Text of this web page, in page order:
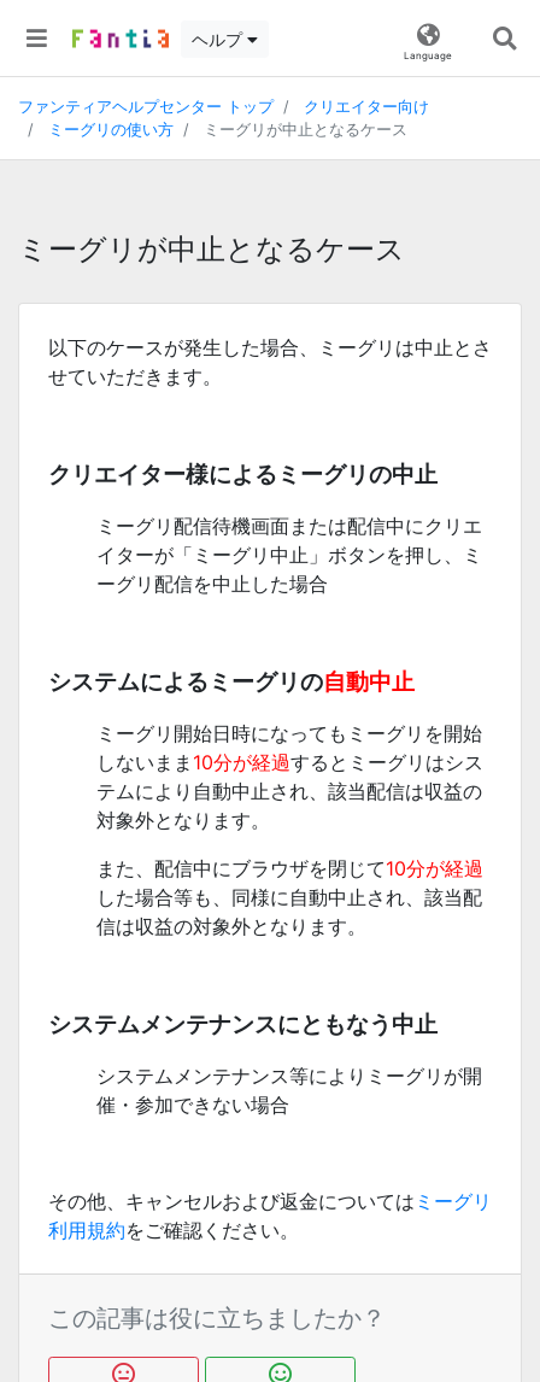
ヘルプ
Language
ファンティアヘルプセンター トップ
クリエイター向け
ミーグリの使い方
ミーグリが中止となるケース
ミーグリが中止となるケース
以下のケースが発生した場合、ミーグリは中止とさ
せていただきます。
クリエイター様によるミーグリの中止
ミーグリ配信待機画面または配信中にクリエ
イターが「ミーグリ中止」ボタンを押し、ミ
ーグリ配信を中止した場合
システムによるミーグリの自動中止
ミーグリ開始日時になってもミーグリを開始
しないまま 10分が経過するとミーグリはシス
テムにより自動中止され、該当配信は収益の
対象外となります。
また、配信中にブラウザを閉じて10分が経過
した場合等も、同様に自動中止され、該当配
信は収益の対象外となります。
システムメンテナンスにともなう中止
システムメンテナンス等によりミーグリが開
催・参加できない場合
その他、キャンセルおよび返金については ミーグリ
利用規約をご確認ください。
この記事は役に立ちましたか？